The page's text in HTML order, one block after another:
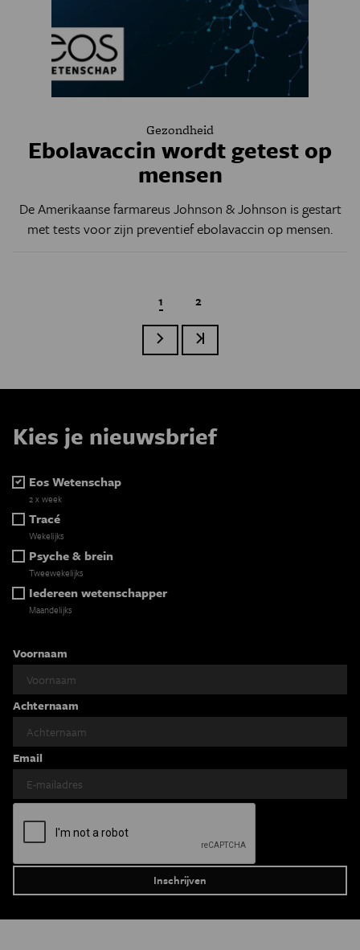
Gezondheid
Ebolavaccin wordt getest op
mensen
De Amerikaanse farmareus Johnson & Johnson is gestart
met tests voor zijn preventief ebolavaccin op mensen.
Paginatie
Huidige pagina
1 Page
2
Volgende paginaLaatste pagina
Kies je nieuwsbrief
Eos Wetenschap
2 x week
Tracé
Wekelijks
Psyche & brein
Tweewekelijks
Iedereen wetenschapper
Maandelijks
Voornaam
Achternaam
Email